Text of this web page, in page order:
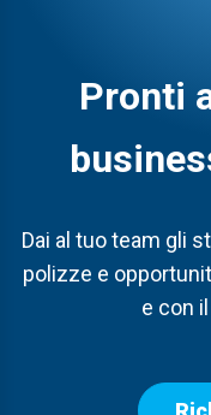
Pronti
Dai al tuo team gli
polizze e
e con